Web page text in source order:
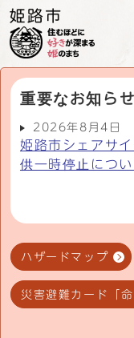
重要なお知らせ
2026年8月4日
姫路市シェアサ
供一時停止につい
ハザードマップ
災害避難カード「